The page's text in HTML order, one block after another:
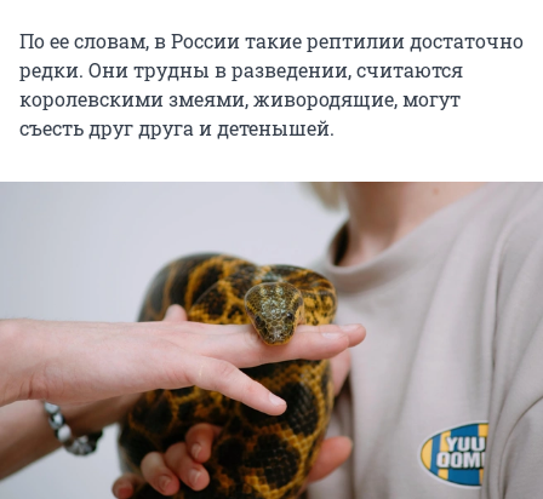
По ее словам, в России такие рептилии достаточно
редки. Они трудны в разведении, считаются
королевскими змеями, живородящие, могут
съесть друг друга и детенышей.